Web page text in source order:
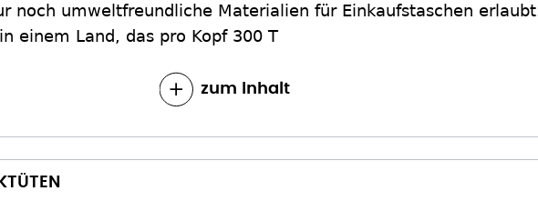
noch umweltfreundliche Materialien für Einkaufstaschen
einem Land, das pro Kopf 300 T
zum Inhalt